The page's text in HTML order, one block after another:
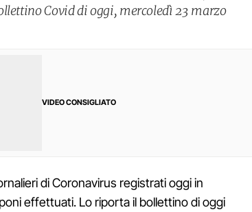
Covid di oggi, mercoledì 23 marzo
VIDEO CONSIGLIATO
di Coronavirus registrati oggi in
effettuati. Lo riporta il bollettino di oggi